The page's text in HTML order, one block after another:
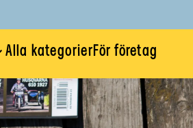
Alla kategorierFör företag